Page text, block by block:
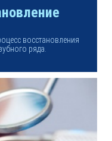
восстановления
ряда.